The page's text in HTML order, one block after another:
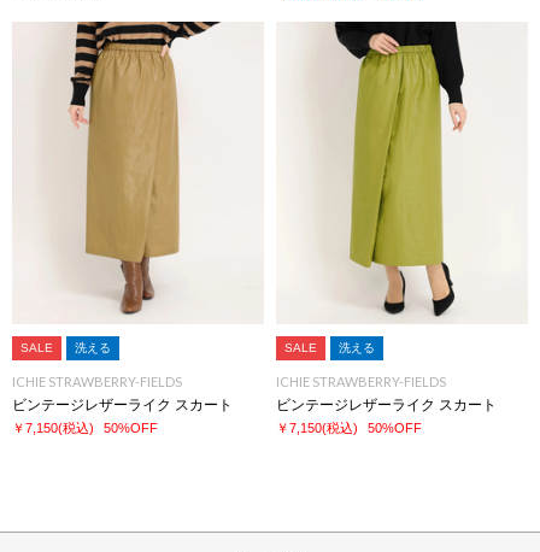
SALE 洗える
ICHIE STRAWBERRY-FIELDS
ビンテージレザーライク スカート
￥7,150(税込) 50%OFF
SALE 洗える
ICHIE STRAWBERRY-FIELDS
ビンテージレザーライク スカート
￥7,150(税込) 50%OFF